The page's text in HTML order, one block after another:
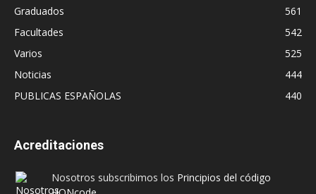
Graduados
561
Facultades
542
Varios
525
Noticias
444
PUBLICAS ESPAÑOLAS
440
Acreditaciones
Nosotros subscribimos los Principios del código